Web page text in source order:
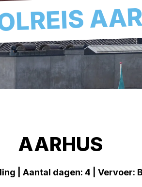
AARHUS
| Aantal dagen: 4 | Vervoer: